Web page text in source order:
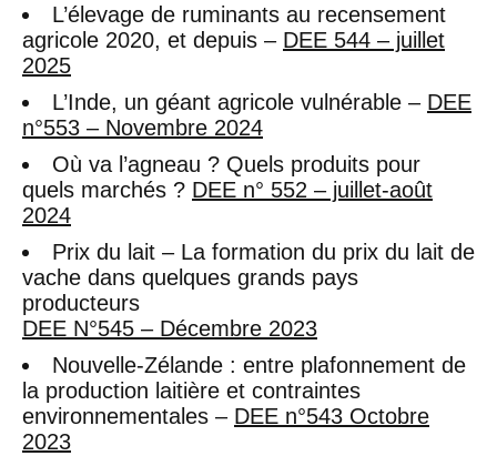
L’élevage de ruminants au recensement
agricole 2020, et depuis – DEE 544 – juillet
2025
L’Inde, un géant agricole vulnérable – DEE
n°553 – Novembre 2024
Où va l’agneau ? Quels produits pour
quels marchés ? DEE n° 552 – juillet-août
2024
Prix du lait – La formation du prix du lait de
vache dans quelques grands pays
producteurs
DEE N°545 – Décembre 2023
Nouvelle-Zélande : entre plafonnement de
la production laitière et contraintes
environnementales – DEE n°543 Octobre
2023